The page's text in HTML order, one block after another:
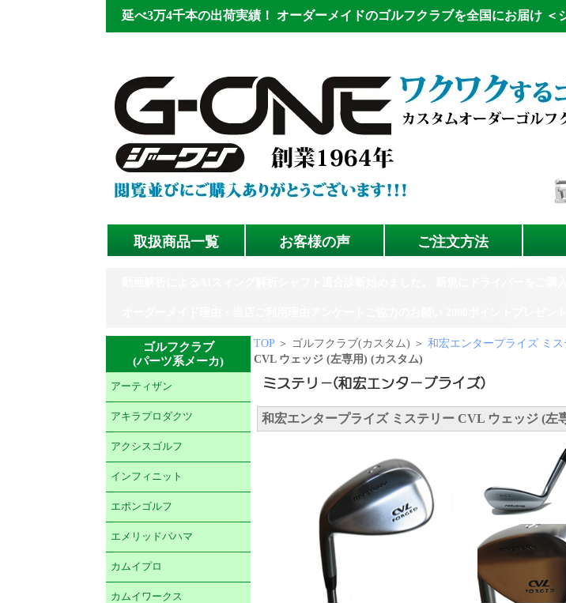
延べ3万4千本の出荷実績！ オーダーメイドのゴルフクラブを全国にお届け ＜
取扱商品一覧 お客様の声 ご注文方法
ゴルフクラブ
(パーツ系メーカ)
アーティザン
アキラプロダクツ
アクシスゴルフ
インフィニット
エポンゴルフ
エメリッドバハマ
カムイプロ
カムイワークス
TOP ＞ ゴルフクラブ(カスタム) ＞ 和宏エンタープライズ ミス
CVL ウェッジ (左専用) (カスタム)
和宏エンタープライズ ミステリー CVL ウェッジ (左